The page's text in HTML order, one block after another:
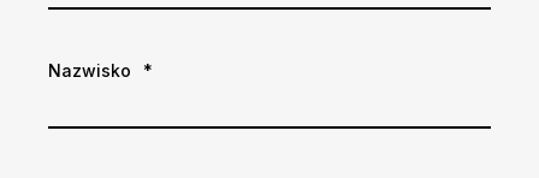
Nazwisko *